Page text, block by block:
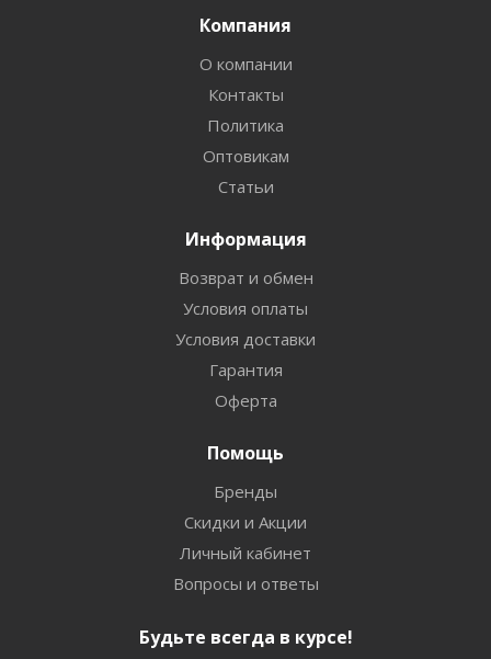
Компания
О компании
Контакты
Политика
Оптовикам
Статьи
Информация
Возврат и обмен
Условия оплаты
Условия доставки
Гарантия
Оферта
Помощь
Бренды
Скидки и Акции
Личный кабинет
Вопросы и ответы
Будьте всегда в курсе!